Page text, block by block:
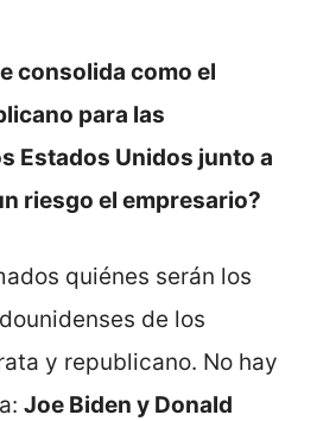
consolida como el
para las
Estados Unidos junto a
riesgo el empresario?
quiénes serán los
de los
y republicano. No hay
Joe Biden y Donald